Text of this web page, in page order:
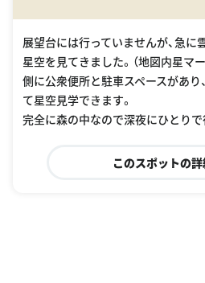
展望台には行っていませんが、急に
星空を見てきました。（地図内星マ
側に公衆便所と駐車スペースがあり
て星空見学できます。
完全に森の中なので深夜にひとりで
このスポットの